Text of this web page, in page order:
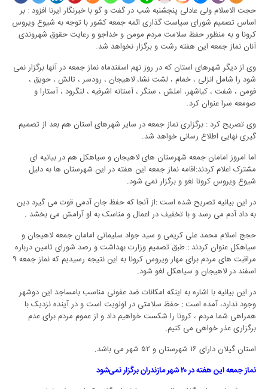
حجت الاسلام ولی عادلی پنجشنبه شب در گفت و گو با خبرنگار ایرنا افزود : بر
اساس تصمیم شورای سیاست گذاری ائمه جمعه کشور با توجه به شیوع ویروس
کرونا و به منظور حفظ سلامت مردم مومن و خداجو و رعایت حقوق شهروندی
آنان نماز جمعه این هفته رشت و برگزار نخواهد شد.
وی از دیگر شهرهای استان که در روز نهم اسفندماه نماز جمعه در آنها برگزار نمی
شود را شامل انزلی ، خمام ، لشت نشا، لاهیجان ، رودسر ، تالش ، حویق ،
فومن ، شفت ، کیاشهر، املش ، سنگر ، آستانه اشرفیه ، لنگرود ، آستارا و
صومعه سرا عنوان کرد.
وی تصریح کرد : برگزاری نماز جمعه در سایر شهرهای استان هم بعد از تصمیم
گیری نهایی اطلاع رسانی خواهد شد.
اما امروز امامان جمعه شهرستان های لاهیجان و سیاهکل هم در بیانیه ای
مشترک اعلام کردند:اقامه نماز جمعه این هفته در این شهرستان ها به دلیل
شیوع ویروس کرونا لغو و برگزار نمی شود.
در این بیانیه تصریح شده است :از آنجا که حفظ جان آدمی قوت می گیرد دین
به داد آدم می رسد و با تخفیف در اعمال و مناسک به او آرامش می بخشد .
حجج اسلام محمد علی کریمی و سید جواد سلیمانی امامان جمعه لاهیجان و
سیاهکل عنوان کردند : طبق تصمیم وزارت بهداشت و رصد شورای تامین درباره
مراقبت های مردم برای مهار ویروس کرونا به این نتیجه رسیدیم که نماز جمعه ۹
اسفند در لاهیجان و سیاهکل لغو شود.
در این بیانیه با اشاره به اینکه امکانات ضد عفونی مناسب بامساجد این دوشهر
وجود ندارد، آمده است : حفظ سلامتی در اولویت است و در آینده نزدیک با
همراهی شما مردم ، کرونا را شکست خواهیم داد و از عموم مردم برای عدم
برگزاری عذر خواهی می کنیم.
استان گیلان دارای ۱۶ شهرستان و ۵۲ شهر می باشد.
نماز جمعه این هفته در ۲۰ شهر مازندران برگزار نمی‌شود